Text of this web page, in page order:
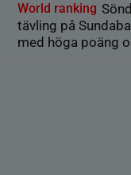
World ranking
tävling på
med höga poäng